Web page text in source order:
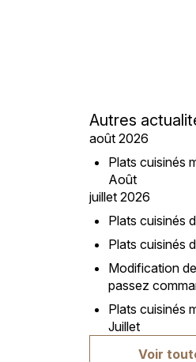
Autres
août 2026
Plats cuisinés
Août
juillet 2026
Plats cuisinés
Plats cuisinés
Modification
passez
Plats cuisinés
Juillet
Voir